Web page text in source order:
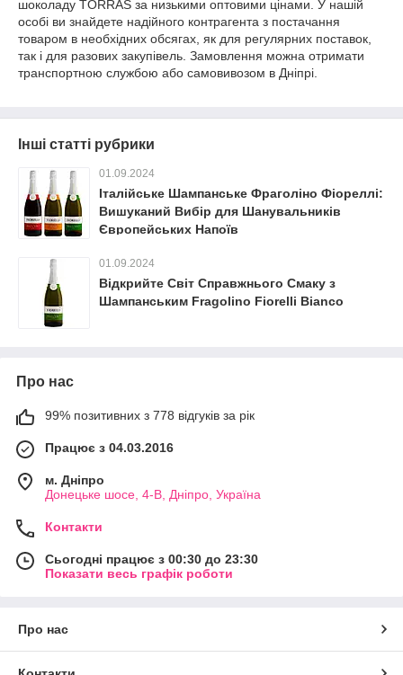
шоколаду TORRAS за низькими оптовими цінами. У нашій
особі ви знайдете надійного контрагента з постачання
товаром в необхідних обсягах, як для регулярних поставок,
так і для разових закупівель. Замовлення можна отримати
транспортною службою або самовивозом в Дніпрі.
Інші статті рубрики
01.09.2024
Італійське Шампанське Фраголіно Фіореллі:
Вишуканий Вибір для Шанувальників
Європейських Напоїв
01.09.2024
Відкрийте Світ Справжнього Смаку з
Шампанським Fragolino Fiorelli Bianco
Про нас
99% позитивних з 778 відгуків за рік
Працює з 04.03.2016
м. Дніпро
Донецьке шосе, 4-В, Дніпро, Україна
Контакти
Сьогодні працює з 00:30 до 23:30
Показати весь графік роботи
Про нас